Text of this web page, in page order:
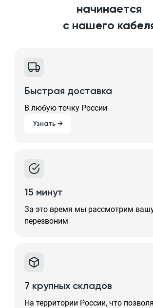
начинается
с нашего
Быстрая доставка
В любую точку России
Узнать →
15 минут
За это время мы рассмотрим
перезвоним
7 крупных складов
На территории России, что